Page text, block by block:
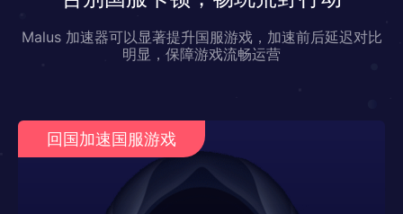
Malus 加速器可以显著提升国服游戏，加速前后延迟对比
明显，保障游戏流畅运营
回国加速国服游戏